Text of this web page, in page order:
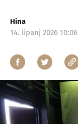
Hina
14. lipanj 2026 10:06